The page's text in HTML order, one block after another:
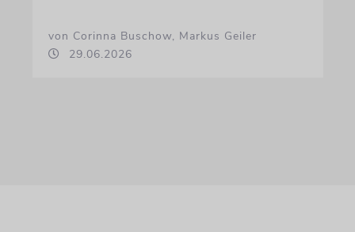
von Corinna Buschow, Markus Geiler
29.06.2026